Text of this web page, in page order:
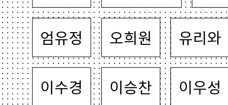
엄유정 오희원 유리와
이수경 이승찬 이우성